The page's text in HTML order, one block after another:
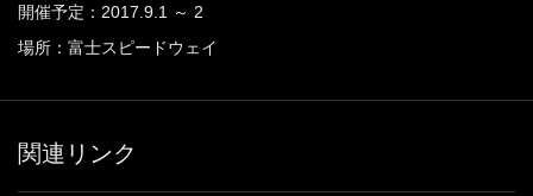
開催予定：2017.9.1 ～ 2
場所：富士スピードウェイ
関連リンク